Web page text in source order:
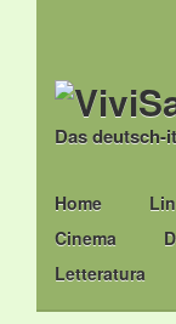
Das deutsch-
Main menu
Skip
to
content
Home
Cinema
Letteratura